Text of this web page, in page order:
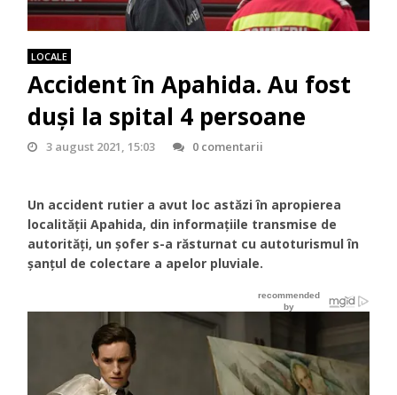
LOCALE
Accident în Apahida. Au fost
duși la spital 4 persoane
3 august 2021, 15:03 0 comentarii
Un accident rutier a avut loc astăzi în apropierea
localității Apahida, din informațiile transmise de
autorități, un șofer s-a răsturnat cu autoturismul în
șanțul de colectare a apelor pluviale.